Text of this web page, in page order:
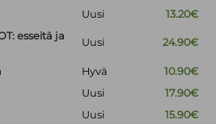
Uusi
13.20€
esseitä ja
Uusi 24.90€
Hyvä
10.90€
Uusi
17.90€
Uusi 15.90€